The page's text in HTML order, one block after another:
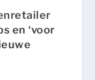
en ‘voor